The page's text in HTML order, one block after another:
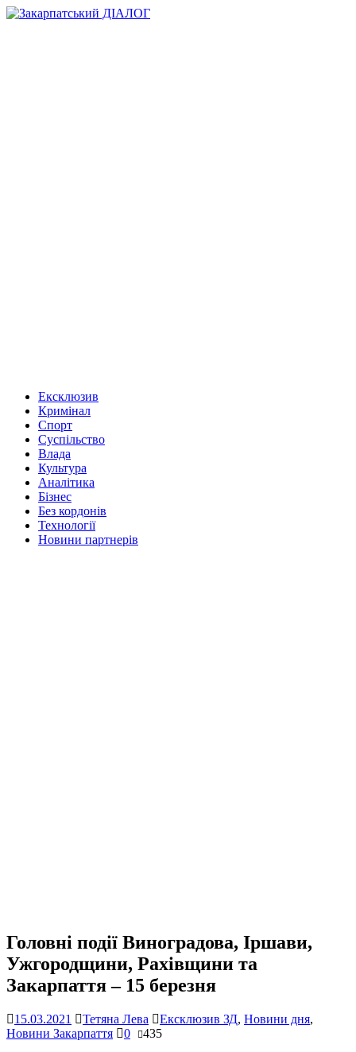
Ексклюзив
Кримінал
Спорт
Суспільство
Влада
Культура
Аналітика
Бізнес
Без кордонів
Технології
Новини партнерів
Головні події Виноградова, Іршави,
Ужгородщини, Рахівщини та
Закарпаття – 15 березня
15.03.2021 Тетяна Лева Ексклюзив ЗД, Новини дня,
Новини Закарпаття
0 435